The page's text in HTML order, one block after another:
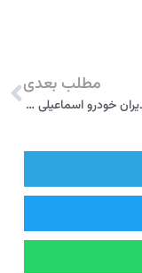
مطلب بعدی
نمایندگی مدیران خودرو اسماعیلی کد 413 برازجان